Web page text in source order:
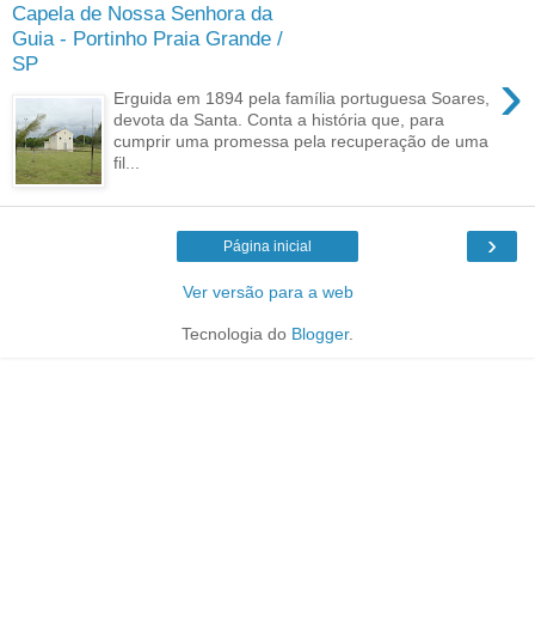
Capela de Nossa Senhora da
Guia - Portinho Praia Grande /
SP
›
Erguida em 1894 pela família portuguesa Soares,
devota da Santa. Conta a história que, para
cumprir uma promessa pela recuperação de uma
fil...
›
Página inicial
Ver versão para a web
Tecnologia do Blogger.